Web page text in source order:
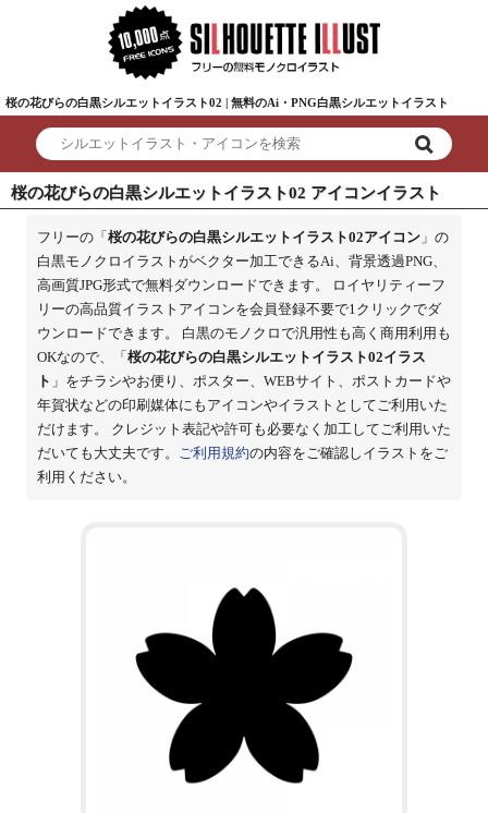
桜の花びらの白黒シルエットイラスト02 | 無料のAi・PNG白黒シルエットイラスト
桜の花びらの白黒シルエットイラスト02 アイコンイラスト
フリーの「 桜の花びらの白黒シルエットイラスト02アイコン」の
白黒モノクロイラストがベクター加工できるAi、背景透過PNG、
高画質JPG形式で無料ダウンロードできます。 ロイヤリティーフ
リーの高品質イラストアイコンを会員登録不要で1クリックでダ
ウンロードできます。 白黒のモノクロで汎用性も高く商用利用も
OKなので、「 桜の花びらの白黒シルエットイラスト02イラス
ト 」をチラシやお便り、ポスター、WEBサイト、ポストカードや
年賀状などの印刷媒体にもアイコンやイラストとしてご利用いた
だけます。 クレジット表記や許可も必要なく加工してご利用いた
だいても大丈夫です。 ご利用規約の内容をご確認しイラストをご
利用ください。